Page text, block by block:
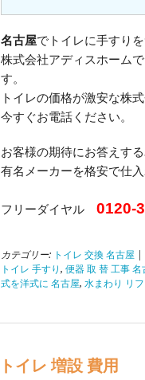
名古屋でトイレに手すり
株式会社アディスホーム
す。
トイレの価格が激安な株
今すぐお電話ください。
お客様の期待にお答えす
有名メーカーを格安で仕
フリーダイヤル 0120-
カテゴリー: トイレ 交換 名古屋 |
トイレ 手すり , 便器 取 替 工事 名
式を洋式に 名古屋, 水まわり リ
トイレ 増設 費用